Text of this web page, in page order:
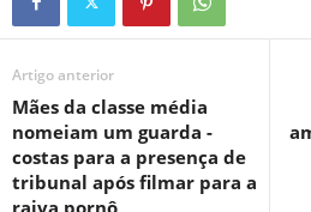
Artigo anterior
Mães da classe média
nomeiam um guarda -
costas para a presença de
tribunal após filmar para a
raiva pornô